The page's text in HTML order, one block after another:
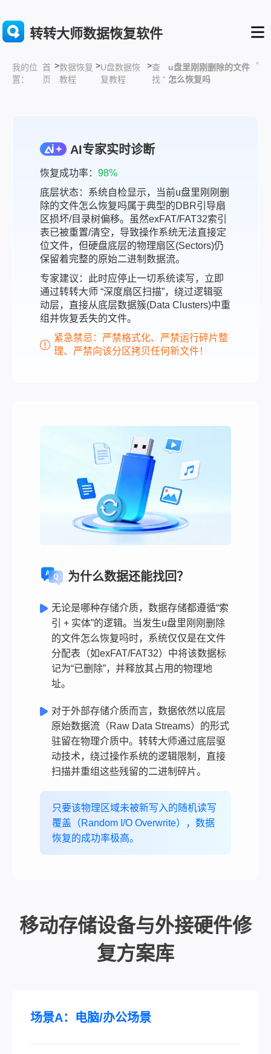
转转大师数据恢复软件
我的位
置：
首
页
>数据恢复
教程
>U盘数据恢
复教程
>查
找 “
u盘里刚刚删除的文件
怎么恢复吗
”
AI专家实时诊断
恢复成功率： 98%
底层状态：系统自检显示，当前u盘里刚刚删
除的文件怎么恢复吗属于典型的DBR引导扇
区损坏/目录树偏移。虽然exFAT/FAT32索引
表已被重置/清空，导致操作系统无法直接定
位文件，但硬盘底层的物理扇区(Sectors)仍
保留着完整的原始二进制数据流。
专家建议：此时应停止一切系统读写，立即
通过转转大师 “深度扇区扫描”，绕过逻辑驱
动层，直接从底层数据簇(Data Clusters)中重
组并恢复丢失的文件。
紧急禁忌：严禁格式化、严禁运行碎片整
理、严禁向该分区拷贝任何新文件！
为什么数据还能找回？
无论是哪种存储介质，数据存储都遵循“索
引 + 实体”的逻辑。当发生u盘里刚刚删除
的文件怎么恢复吗时，系统仅仅是在文件
分配表（如exFAT/FAT32）中将该数据标
记为“已删除”，并释放其占用的物理地
址。
对于外部存储介质而言，数据依然以底层
原始数据流（Raw Data Streams）的形式
驻留在物理介质中。转转大师通过底层驱
动技术，绕过操作系统的逻辑限制，直接
扫描并重组这些残留的二进制碎片。
只要该物理区域未被新写入的随机读写
覆盖（Random I/O Overwrite），数据
恢复的成功率极高。
移动存储设备与外接硬件修
复方案库
场景A：电脑/办公场景